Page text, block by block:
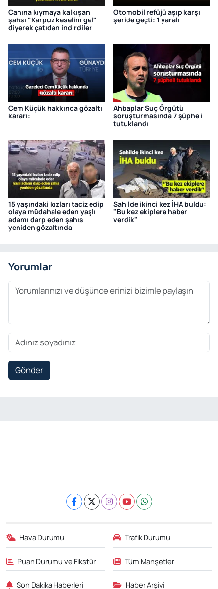
Canına kıymaya kalkışan
şahsı "Karpuz keselim gel"
diyerek çatıdan indirdiler
Otomobil refüjü aşıp karşı
şeride geçti: 1 yaralı
Cem Küçük hakkında gözaltı
kararı:
Ahbaplar Suç Örgütü
soruşturmasında 7 şüpheli
tutuklandı
15 yaşındaki kızları taciz edip
olaya müdahale eden yaşlı
adamı darp eden şahıs
yeniden gözaltında
Sahilde ikinci kez İHA buldu:
"Bu kez ekiplere haber
verdik"
Yorumlar
Gönder
Hava Durumu Trafik Durumu
Puan Durumu ve Fikstür Tüm Manşetler
Son Dakika Haberleri Haber Arşivi